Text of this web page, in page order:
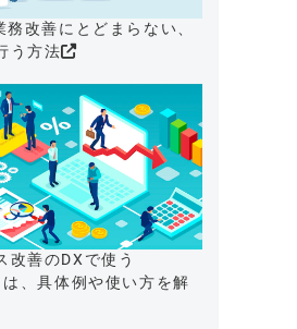
務改善にとどまらない、
う方法
改善のDXで使う
は、具体例や使い方を解